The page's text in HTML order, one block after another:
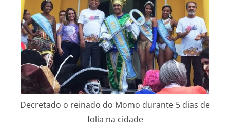
Decretado o reinado do Momo durante 5 dias de
folia na cidade